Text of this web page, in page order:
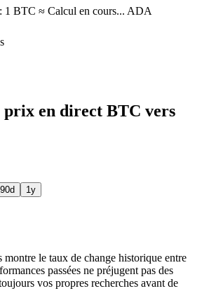
1 BTC ≈ Calcul en cours... ADA
prix en direct BTC vers
90d 1y
montre le taux de change historique entre
passées ne préjugent pas des
vos propres recherches avant de